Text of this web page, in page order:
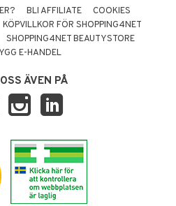
BLI AFFILIATE
COOKIES
KÖPVILLKOR FÖR SHOPPING4NET
SHOPPING4NET BEAUTYSTORE
E-HANDEL
ÄVEN PÅ